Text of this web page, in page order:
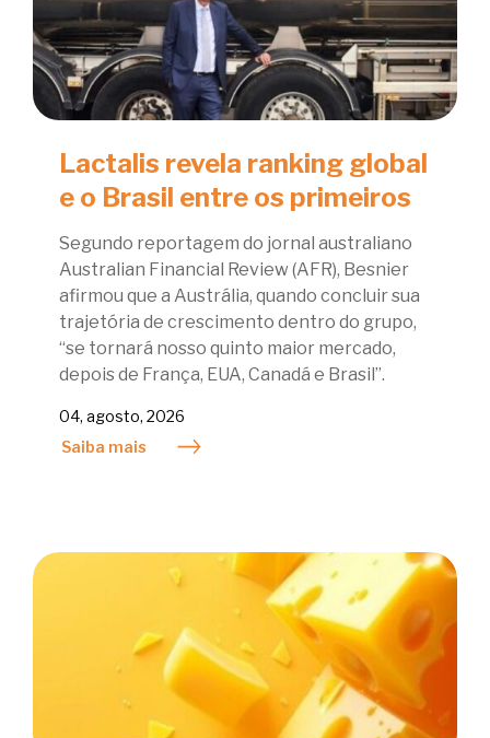
Lactalis revela ranking global
e o Brasil entre os primeiros
Segundo reportagem do jornal australiano
Australian Financial Review (AFR), Besnier
afirmou que a Austrália, quando concluir sua
trajetória de crescimento dentro do grupo,
“se tornará nosso quinto maior mercado,
depois de França, EUA, Canadá e Brasil”.
04, agosto, 2026
Saiba mais